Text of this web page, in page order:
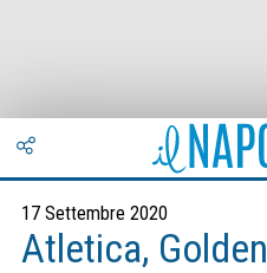
17 Settembre 2020
Atletica,